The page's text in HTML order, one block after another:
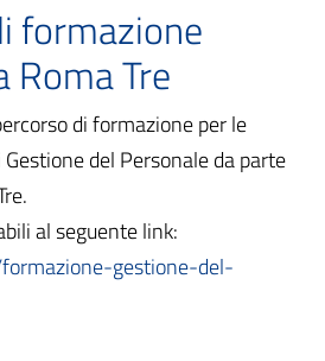
formazione
Roma Tre
di formazione per le
del Personale da parte
al seguente link:
gestione-del-